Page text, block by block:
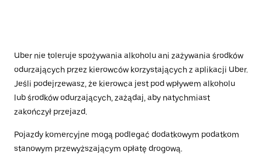
Uber nie toleruje spożywania alkoholu ani zażywania środków
odurzających przez kierowców korzystających z aplikacji Uber.
Jeśli podejrzewasz, że kierowca jest pod wpływem alkoholu
lub środków odurzających, zażądaj, aby natychmiast
zakończył przejazd.
Pojazdy komercyjne mogą podlegać dodatkowym podatkom
stanowym przewyższającym opłatę drogową.